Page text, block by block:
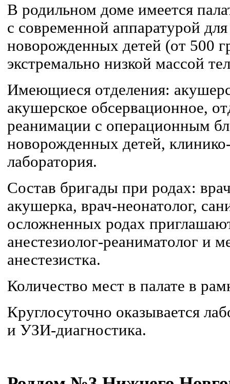
В родильном доме имеется
с современной аппаратурой
новорожденных детей (от 500
экстремально низкой массой
Имеющиеся отделения:
акушерское обсервационное,
реанимации с операционным
новорожденных детей,
лаборатория.
Состав бригады при родах:
акушерка, врач-неонатолог,
осложненных родах
анестезиолог-реаниматолог и
анестезистка.
Количество мест в палате в
Круглосуточно оказывается
и УЗИ-диагностика.